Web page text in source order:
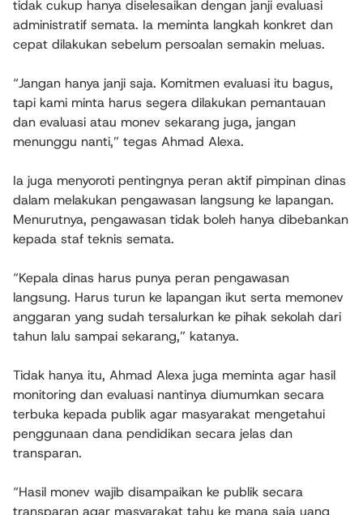
tidak cukup hanya diselesaikan dengan janji evaluasi
administratif semata. Ia meminta langkah konkret dan
cepat dilakukan sebelum persoalan semakin meluas.
“Jangan hanya janji saja. Komitmen evaluasi itu bagus,
tapi kami minta harus segera dilakukan pemantauan
dan evaluasi atau monev sekarang juga, jangan
menunggu nanti,” tegas Ahmad Alexa.
Ia juga menyoroti pentingnya peran aktif pimpinan dinas
dalam melakukan pengawasan langsung ke lapangan.
Menurutnya, pengawasan tidak boleh hanya dibebankan
kepada staf teknis semata.
“Kepala dinas harus punya peran pengawasan
langsung. Harus turun ke lapangan ikut serta memonev
anggaran yang sudah tersalurkan ke pihak sekolah dari
tahun lalu sampai sekarang,” katanya.
Tidak hanya itu, Ahmad Alexa juga meminta agar hasil
monitoring dan evaluasi nantinya diumumkan secara
terbuka kepada publik agar masyarakat mengetahui
penggunaan dana pendidikan secara jelas dan
transparan.
“Hasil monev wajib disampaikan ke publik secara